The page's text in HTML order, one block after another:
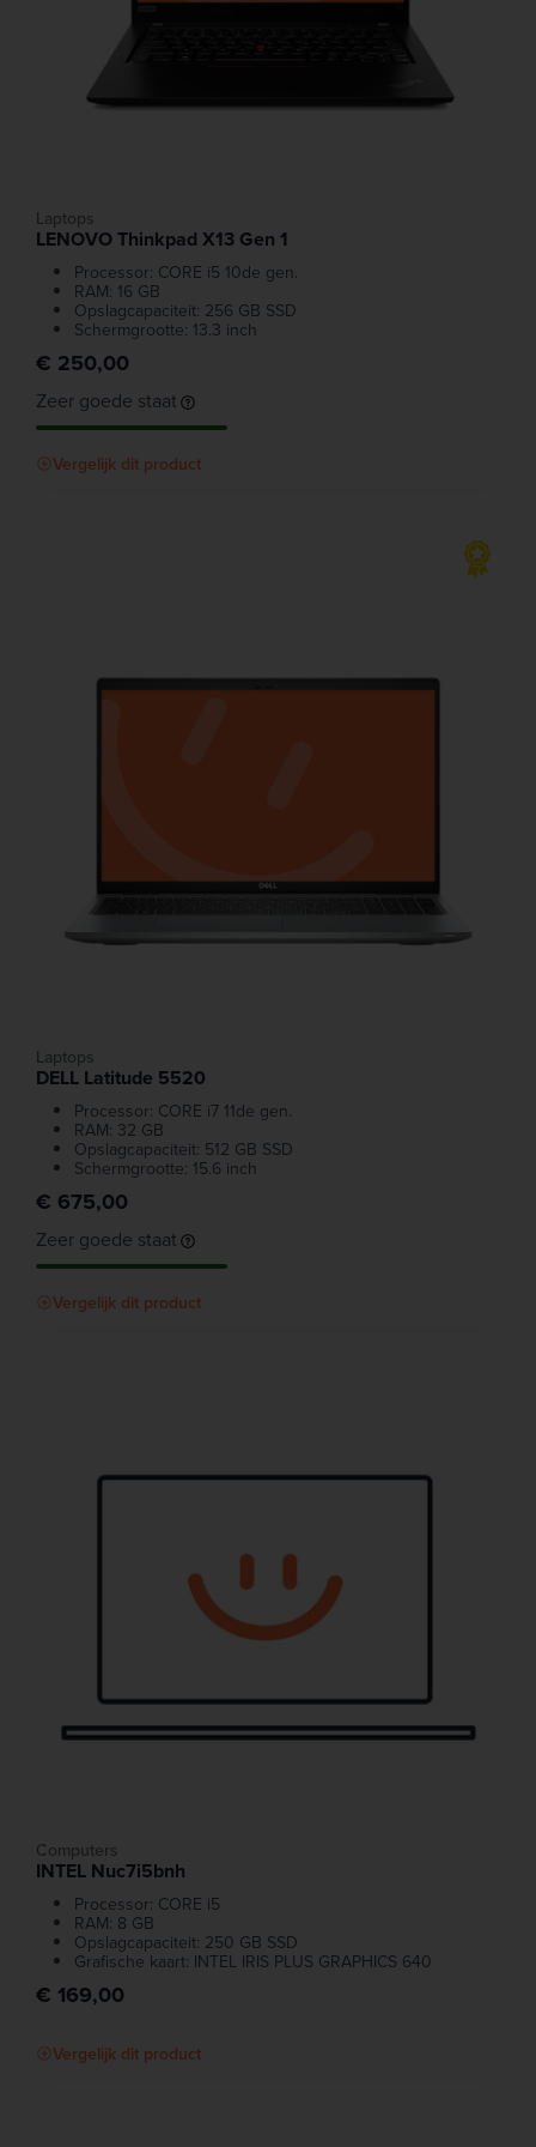
Laptops
LENOVO Thinkpad X13 Gen 1
Processor: CORE i5 10de gen.
RAM: 16 GB
Opslagcapaciteit: 256 GB SSD
Schermgrootte: 13.3 inch
€ 250,00
Zeer goede staat
Vergelijk dit product
Laptops
DELL Latitude 5520
Processor: CORE i7 11de gen.
RAM: 32 GB
Opslagcapaciteit: 512 GB SSD
Schermgrootte: 15.6 inch
€ 675,00
Zeer goede staat
Vergelijk dit product
Computers
INTEL Nuc7i5bnh
Processor: CORE i5
RAM: 8 GB
Opslagcapaciteit: 250 GB SSD
Grafische kaart: INTEL IRIS PLUS GRAPHICS 640
€ 169,00
Vergelijk dit product